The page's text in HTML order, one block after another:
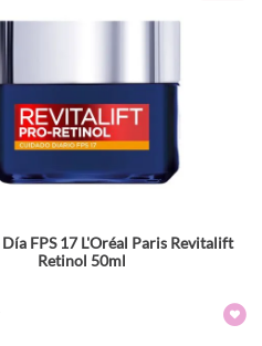
FPS 17 L'Oréal Paris Revitalift
Retinol 50ml